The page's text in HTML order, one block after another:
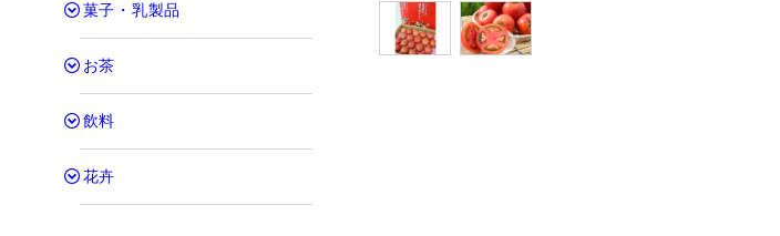
菓子・乳製品
お茶
飲料
花卉